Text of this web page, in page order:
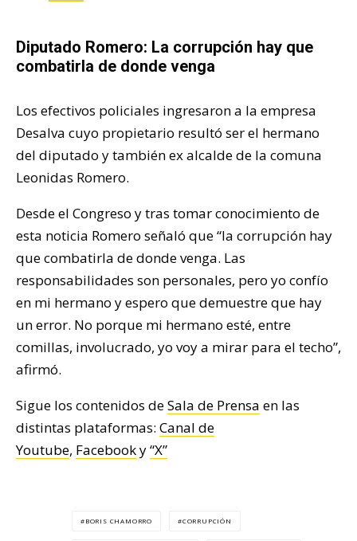
Diputado Romero: La corrupción hay que
combatirla de donde venga
Los efectivos policiales ingresaron a la empresa
Desalva cuyo propietario resultó ser el hermano
del diputado y también ex alcalde de la comuna
Leonidas Romero.
Desde el Congreso y tras tomar conocimiento de
esta noticia Romero señaló que “la corrupción hay
que combatirla de donde venga. Las
responsabilidades son personales, pero yo confío
en mi hermano y espero que demuestre que hay
un error. No porque mi hermano esté, entre
comillas, involucrado, yo voy a mirar para el techo”,
afirmó.
Sigue los contenidos deSala de Prensa en las
distintas plataformas: Canal de
Youtube, Facebooky“X”
BORIS CHAMORRO CORRUPCIÓN